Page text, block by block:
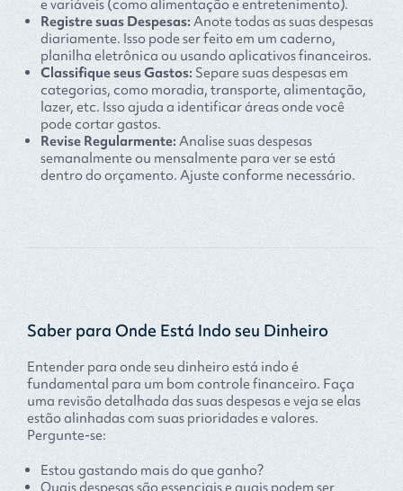
e variáveis (como alimentação e entretenimento).
Registre suas Despesas:Anote todas as suas despesas
diariamente. Isso pode ser feito em um caderno,
planilha eletrônica ou usando aplicativos financeiros.
Classifique seus Gastos: Separe suas despesas em
categorias, como moradia, transporte, alimentação,
lazer, etc. Isso ajuda a identificar áreas onde você
pode cortar gastos.
Revise Regularmente: Analise suas despesas
semanalmente ou mensalmente para ver se está
dentro do orçamento. Ajuste conforme necessário.
Saber para Onde Está Indo seu Dinheiro
Entender para onde seu dinheiro está indo é
fundamental para um bom controle financeiro. Faça
uma revisão detalhada das suas despesas e veja se elas
estão alinhadas com suas prioridades e valores.
Pergunte-se:
Estou gastando mais do que ganho?
Quais despesas são essenciais e quais podem ser